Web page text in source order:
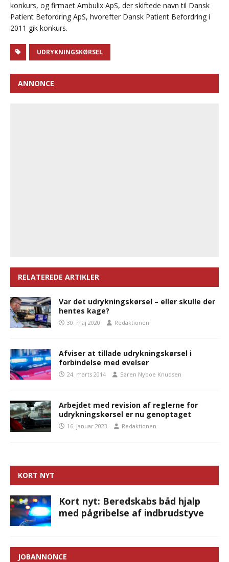
konkurs, og firmaet Ambulix ApS, der skiftede navn til Dansk
Patient Befordring ApS, hvorefter Dansk Patient Befordring i
2011 gik konkurs.
UDRYKNINGSKØRSEL
ANNONCE
RELATEREDE ARTIKLER
Var det udrykningskørsel – eller skulle der
hentes kage?
30. maj 2020 Redaktionen
Afviser at tillade udrykningskørsel i
forbindelse med øvelser
24. marts 2014 Søren Nyboe Knudsen
Arbejdet med revision af reglerne for
udrykningskørsel er nu genoptaget
16. januar 2023 Redaktionen
KORT NYT
Kort nyt: Beredskabs båd hjalp
med pågribelse af indbrudstyve
JOBANNONCE